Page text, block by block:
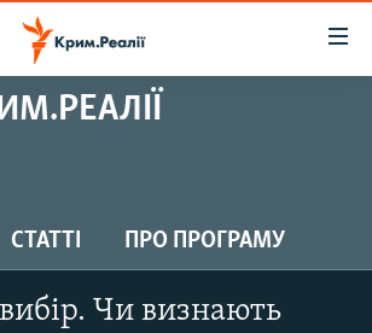
Підписатись
СТАТТІ ПРО ПРОГРАМУ
Чи визнають